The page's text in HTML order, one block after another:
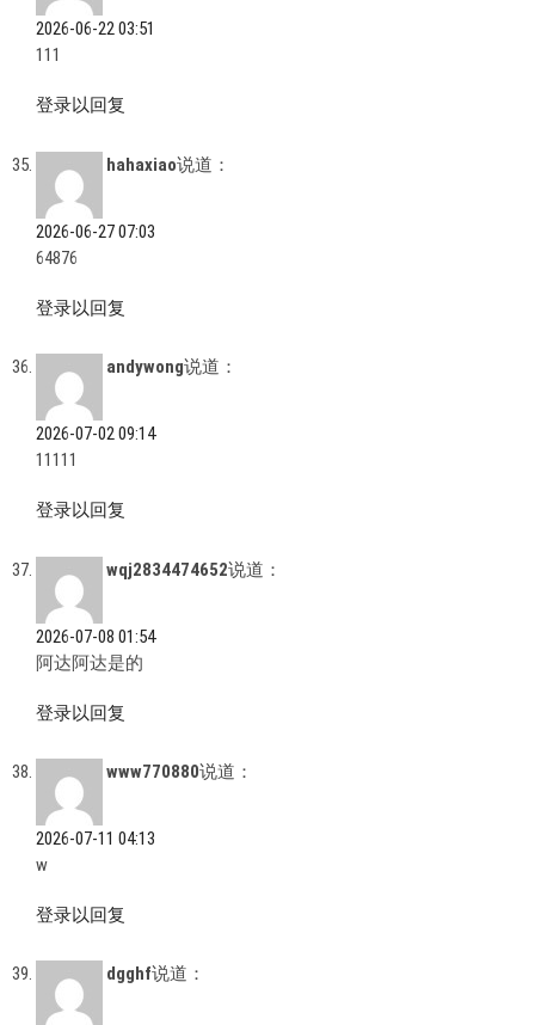
2026-06-22 03:51
111
登录以回复
hahaxiao说道：
2026-06-27 07:03
64876
登录以回复
andywong说道：
2026-07-02 09:14
11111
登录以回复
wqj2834474652说道：
2026-07-08 01:54
阿达阿达是的
登录以回复
www770880说道：
2026-07-11 04:13
w
登录以回复
dgghf说道：